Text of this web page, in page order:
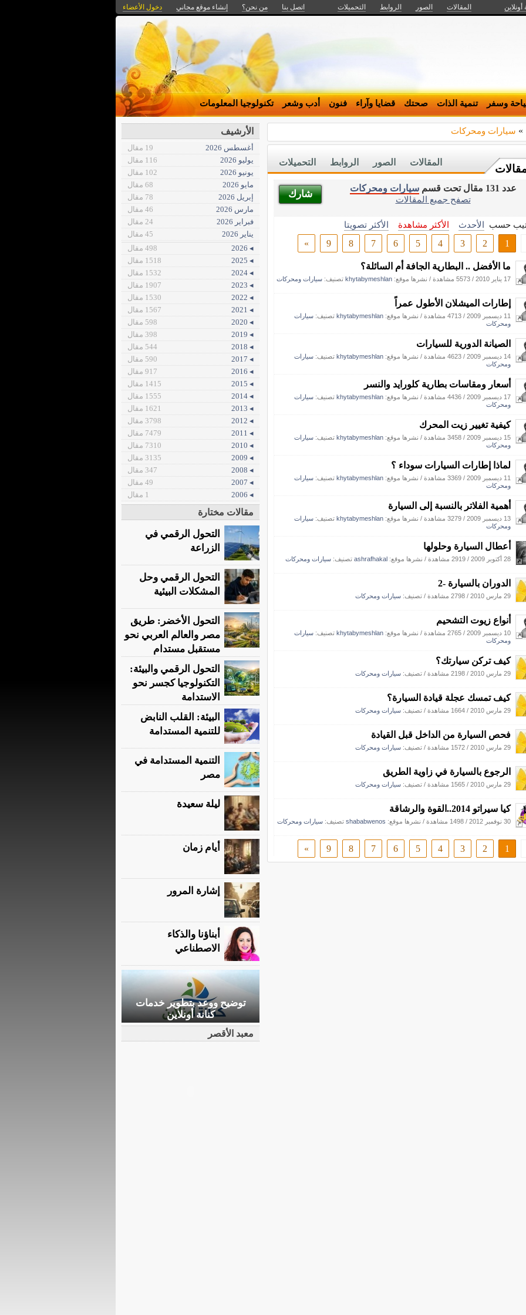
أونلاين المقالات الصور الروابط التحميلات اتصل بنا من نحن؟ إنشاء موقع مجاني دخول الأعضاء
وسفر تنمية الذات صحتك قضايا وآراء فنون أدب وشعر تكنولوجيا المعلومات
» سيارات ومحركات
التحميلات الروابط الصور المقالات
شارك
عدد 131 مقال تحت قسم
سيارات ومحركات
تصفح جميع المقالات
حسب الأحدث الأكثر مشاهدة
الأكثر تصويتا
1
2
3
4
5
6
7
8
9
»
ما الأفضل .. البطارية الجافة أم السائلة؟
17 يناير 2010 / 5573 مشاهدة / نشرها موقع: khytabymeshlan تصنيف: سيارات ومحركات
إطارات الميشلان الأطول عمراً
11 ديسمبر 2009 / 4713 مشاهدة / نشرها موقع: khytabymeshlan تصنيف: سيارات
ومحركات
الصيانة الدورية للسيارات
14 ديسمبر 2009 / 4623 مشاهدة / نشرها موقع: khytabymeshlan تصنيف: سيارات
ومحركات
أسعار ومقاسات بطارية كلورايد والنسر
17 ديسمبر 2009 / 4436 مشاهدة / نشرها موقع: khytabymeshlan تصنيف: سيارات
ومحركات
كيفية تغيير زيت المحرك
15 ديسمبر 2009 / 3458 مشاهدة / نشرها موقع: khytabymeshlan تصنيف: سيارات
ومحركات
لماذا إطارات السيارات سوداء ؟
11 ديسمبر 2009 / 3369 مشاهدة / نشرها موقع: khytabymeshlan تصنيف: سيارات
ومحركات
أهمية الفلاتر بالنسبة إلى السيارة
13 ديسمبر 2009 / 3279 مشاهدة / نشرها موقع: khytabymeshlan تصنيف: سيارات
ومحركات
أعطال السيارة وحلولها
28 أكتوبر 2009 / 2919 مشاهدة / نشرها موقع: ashrafhakal تصنيف: سيارات ومحركات
الدوران بالسيارة -2
29 مارس 2010 / 2798 مشاهدة / تصنيف: سيارات ومحركات
أنواع زيوت التشحيم
10 ديسمبر 2009 / 2765 مشاهدة / نشرها موقع: khytabymeshlan تصنيف: سيارات
ومحركات
كيف تركن سيارتك؟
29 مارس 2010 / 2198 مشاهدة / تصنيف: سيارات ومحركات
كيف تمسك عجلة قيادة السيارة؟
29 مارس 2010 / 1664 مشاهدة / تصنيف: سيارات ومحركات
فحص السيارة من الداخل قبل القيادة
29 مارس 2010 / 1572 مشاهدة / تصنيف: سيارات ومحركات
الرجوع بالسيارة في زاوية الطريق
29 مارس 2010 / 1565 مشاهدة / تصنيف: سيارات ومحركات
كيا سيراتو 2014..القوة والرشاقة
30 نوفمبر 2012 / 1498 مشاهدة / نشرها موقع: shababwenos تصنيف: سيارات ومحركات
1
2
3
4
5
6
7
8
9
»
الأرشيف
أغسطس 2026
19 مقال
يوليو 2026
116 مقال
يونيو 2026
102 مقال
مايو 2026
68 مقال
إبريل 2026
78 مقال
مارس 2026
46 مقال
فبراير 2026
24 مقال
يناير 2026
45 مقال
◂ 2026
498 مقال
◂ 2025
1518 مقال
◂ 2024
1532 مقال
◂ 2023
1907 مقال
◂ 2022
1530 مقال
◂ 2021
1567 مقال
◂ 2020
598 مقال
◂ 2019
398 مقال
◂ 2018
544 مقال
◂ 2017
590 مقال
◂ 2016
917 مقال
◂ 2015
1415 مقال
◂ 2014
1555 مقال
◂ 2013
1621 مقال
◂ 2012
3798 مقال
◂ 2011
7479 مقال
◂ 2010
7310 مقال
◂ 2009
3135 مقال
◂ 2008
347 مقال
◂ 2007
49 مقال
◂ 2006
1 مقال
مقالات مختارة
التحول الرقمي في
الزراعة
التحول الرقمي وحل
المشكلات البيئية
التحول الأخضر: طريق
مصر والعالم العربي نحو
مستقبل مستدام
التحول الرقمي والبيئة:
التكنولوجيا كجسر نحو
الاستدامة
البيئة: القلب النابض
للتنمية المستدامة
التنمية المستدامة في
مصر
ليلة سعيدة
أيام زمان
إشارة المرور
أبناؤنا والذكاء
الاصطناعي
توضيح ووعد بتطوير خدمات
كنانة أونلاين
معبد الأقصر